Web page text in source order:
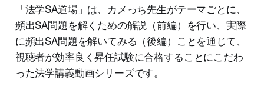
「法学SA道場」は、カメっち先生がテーマごとに、
頻出SA問題を解くための解説（前編）を行い、実際
に頻出SA問題を解いてみる（後編）ことを通じて、
視聴者が効率良く昇任試験に合格することにこだわ
った法学講義動画シリーズです。